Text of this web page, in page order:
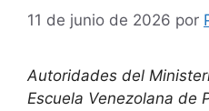
11 de junio de 2026 por
Autoridades del
Escuela Venezolana de